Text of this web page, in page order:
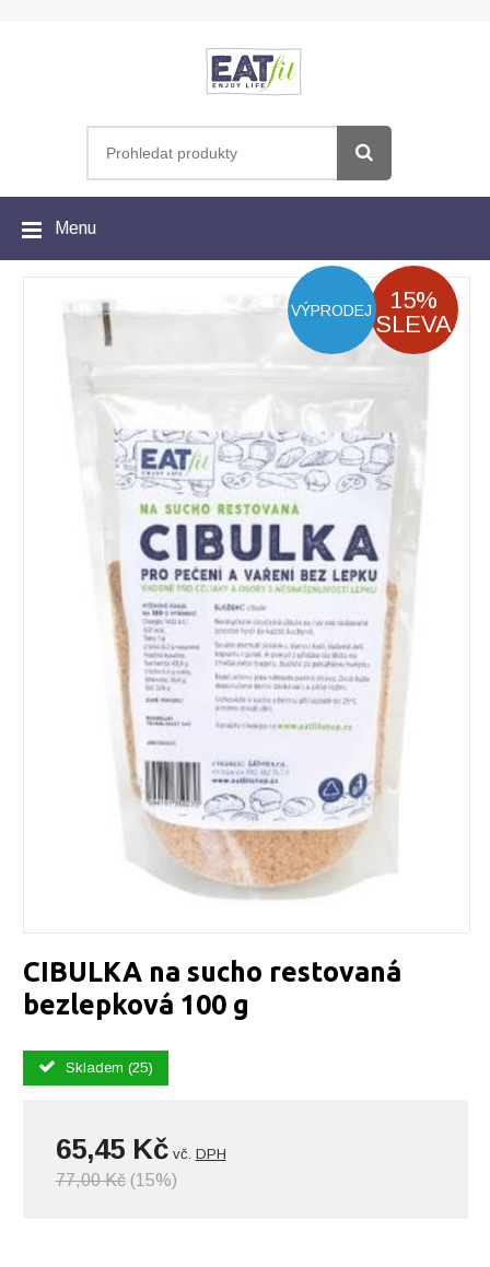
Menu
15%
SLEVA
VÝPRODEJ
CIBULKA na sucho restovaná
bezlepková 100 g
Skladem (25)
65,45 Kčvč. DPH
77,00 Kč(15%)